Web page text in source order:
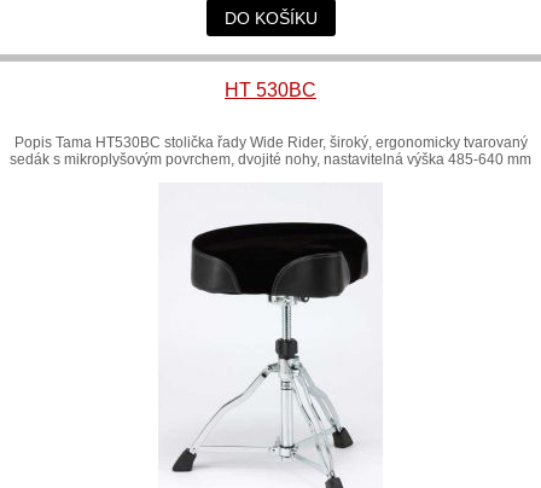
DO KOŠÍKU
HT 530BC
Popis Tama HT530BC stolička řady Wide Rider, široký, ergonomicky tvarovaný
sedák s mikroplyšovým povrchem, dvojité nohy, nastavitelná výška 485-640 mm